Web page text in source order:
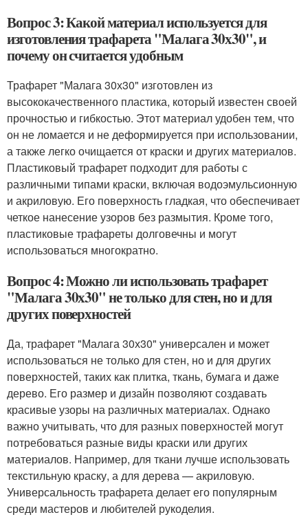
Вопрос 3: Какой материал используется для
изготовления трафарета "Малага 30х30", и
почему он считается удобным
Трафарет "Малага 30х30" изготовлен из
высококачественного пластика, который известен своей
прочностью и гибкостью. Этот материал удобен тем, что
он не ломается и не деформируется при использовании,
а также легко очищается от краски и других материалов.
Пластиковый трафарет подходит для работы с
различными типами краски, включая водоэмульсионную
и акриловую. Его поверхность гладкая, что обеспечивает
четкое нанесение узоров без размытия. Кроме того,
пластиковые трафареты долговечны и могут
использоваться многократно.
Вопрос 4: Можно ли использовать трафарет
"Малага 30х30" не только для стен, но и для
других поверхностей
Да, трафарет "Малага 30х30" универсален и может
использоваться не только для стен, но и для других
поверхностей, таких как плитка, ткань, бумага и даже
дерево. Его размер и дизайн позволяют создавать
красивые узоры на различных материалах. Однако
важно учитывать, что для разных поверхностей могут
потребоваться разные виды краски или других
материалов. Например, для ткани лучше использовать
текстильную краску, а для дерева — акриловую.
Универсальность трафарета делает его популярным
среди мастеров и любителей рукоделия.